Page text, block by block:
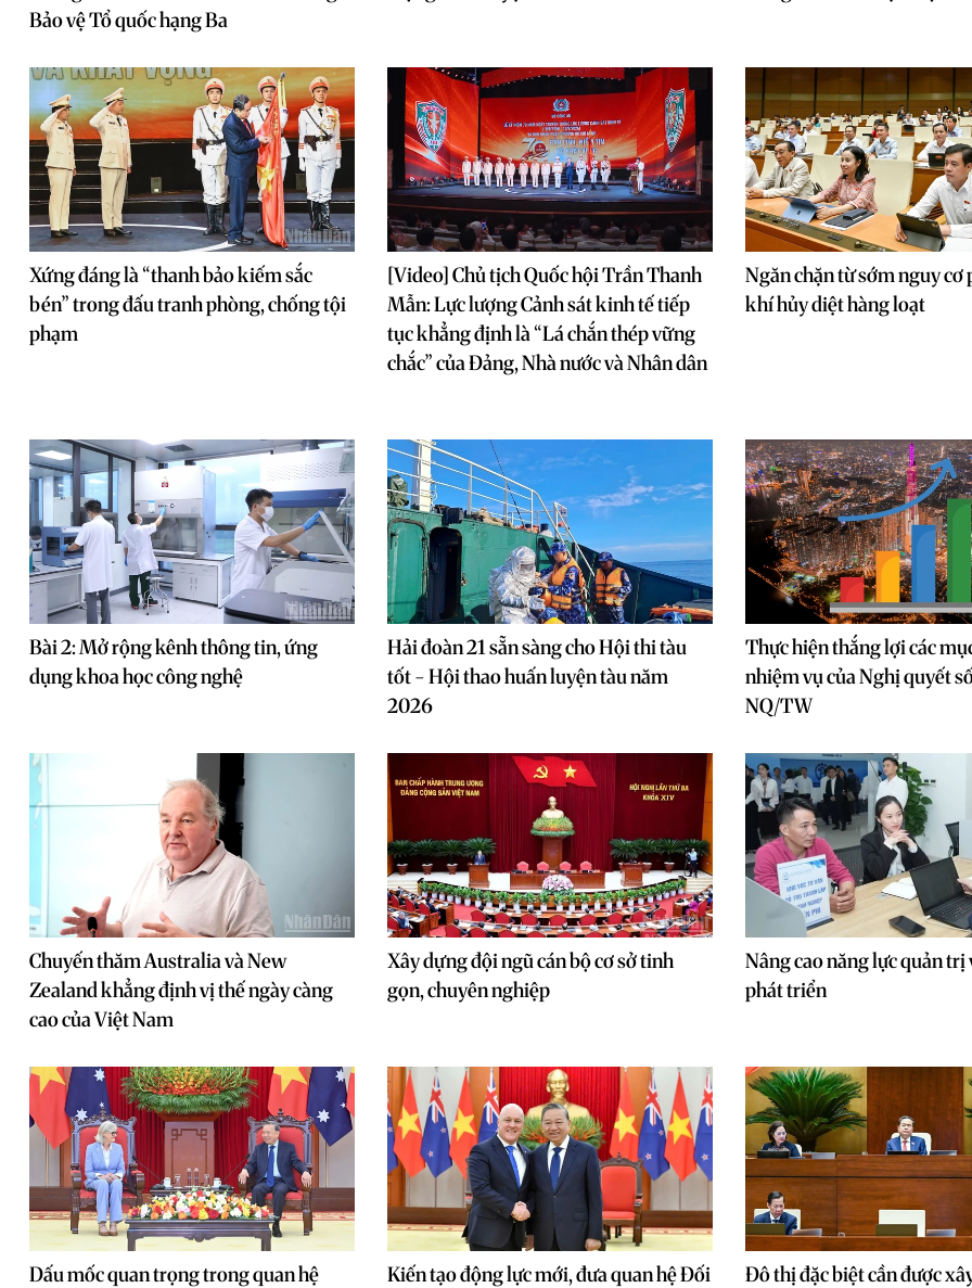
Bảo vệ Tổ quốc hạng Ba
Xứng đáng là “thanh bảo kiếm sắc
bén” trong đấu tranh phòng, chống tội
phạm
[Video] Chủ tịch Quốc hội Trần Thanh
Mẫn: Lực lượng Cảnh sát kinh tế tiếp
tục khẳng định là “Lá chắn thép vững
chắc” của Đảng, Nhà nước và Nhân dân
Ngăn chặn từ sớm nguy cơ
khí hủy diệt hàng loạt
Bài 2: Mở rộng kênh thông tin, ứng
dụng khoa học công nghệ
Hải đoàn 21 sẵn sàng cho Hội thi tàu
tốt - Hội thao huấn luyện tàu năm
2026
Thực hiện thắng lợi các
nhiệm vụ của Nghị quyết
NQ/TW
Chuyến thăm Australia và New
Zealand khẳng định vị thế ngày càng
cao của Việt Nam
Xây dựng đội ngũ cán bộ cơ sở tinh
gọn, chuyên nghiệp
Nâng cao năng lực quản trị
phát triển
Dấu mốc quan trọng trong quan hệ Kiến tạo động lực mới, đưa quan hệ Đối Đô thị đặc biệt cần được